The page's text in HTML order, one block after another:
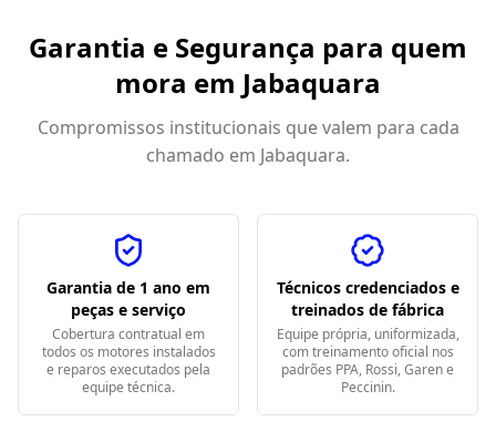
Garantia e Segurança para quem
mora em Jabaquara
Compromissos institucionais que valem para cada
chamado em Jabaquara.
Garantia de 1 ano em
peças e serviço
Cobertura contratual em
todos os motores instalados
e reparos executados pela
equipe técnica.
Técnicos credenciados e
treinados de fábrica
Equipe própria, uniformizada,
com treinamento oficial nos
padrões PPA, Rossi, Garen e
Peccinin.